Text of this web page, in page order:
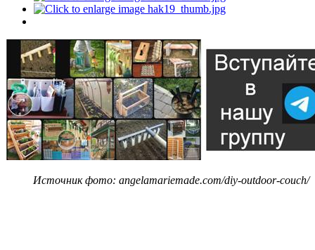
Источник фото: angelamariemade.com/diy-outdoor-couch/